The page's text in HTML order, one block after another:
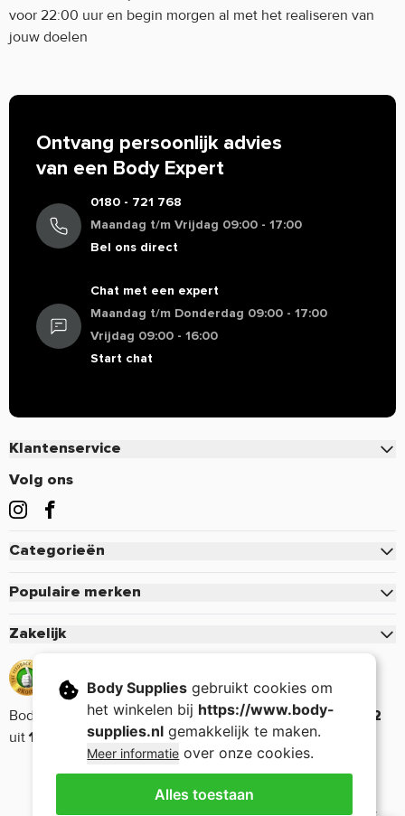
voor 22:00 uur en begin morgen al met het realiseren van
jouw doelen
Ontvang persoonlijk advies
van een Body Expert
0180 - 721 768
Maandag t/m Vrijdag 09:00 - 17:00
Bel ons direct
Chat met een expert
Maandag t/m Donderdag 09:00 - 17:00
Vrijdag 09:00 - 16:00
Start chat
Klantenservice
Contact
Veelgestelde vragen
Betalen
Verzenden & Bezorgen
Voordelen & Acties
Retour aanmelden
Mijn account
Bedrijfsgegevens
Volg ons
Categorieën
Pre-Workout
Sportvoeding
Vitamine & Mineralen
Aminozuren
Supplementen
Populaire merken
Optimum Nutrition
Dymatize
Monster Energy
Zakelijk
Zakelijk inloggen
Aanmelden zakelijk account
Voorwaarden zakelijk account
9.2
Body Supplies wordt door klanten beoordeeld met een 9.2
uit17632 reviews.
Body Supplies gebruikt cookies om
het winkelen bij https://www.body-
supplies.nl gemakkelijk te maken.
Meer informatie over onze cookies.
Alles toestaan